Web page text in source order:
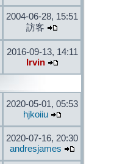
2004-06-28, 15:51
訪客
2016-09-13, 14:11
Irvin
2020-05-01, 05:53
hjkoiiu
2020-07-16, 20:30
andresjames